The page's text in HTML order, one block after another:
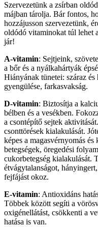
Szervezetünk a zsírban
májban tárolja. Bár fontos,
hozzájusson szervezetünk,
oldódó vitaminokat túl lehet
jár!
A-vitamin: Sejtjeink,
a bőr és a nyálkahártyák
Hiányának tünetei: száraz és
gyengülése, farkasvakság.
D-vitamin: Biztosítja a
bélben és a vesékben.
a csontépítő sejtek
csonttörések kialakulását.
képes a magasvérnyomás
betegségek, öregedési
cukorbetegség kialakulását.
étvágytalanságot,
fejfájást okoz.
E-vitamin: Antioxidáns
Többek között segíti a
oxigénellátást, csökkenti a
hatása is van.